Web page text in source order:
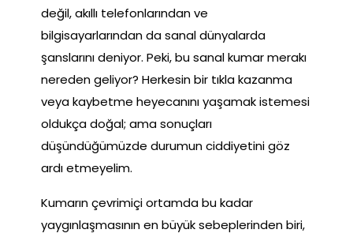
değil, akıllı telefonlarından ve
bilgisayarlarından da sanal dünyalarda
şanslarını deniyor. Peki, bu sanal kumar merakı
nereden geliyor? Herkesin bir tıkla kazanma
veya kaybetme heyecanını yaşamak istemesi
oldukça doğal; ama sonuçları
düşündüğümüzde durumun ciddiyetini göz
ardı etmeyelim.
Kumarın çevrimiçi ortamda bu kadar
yaygınlaşmasının en büyük sebeplerinden biri,